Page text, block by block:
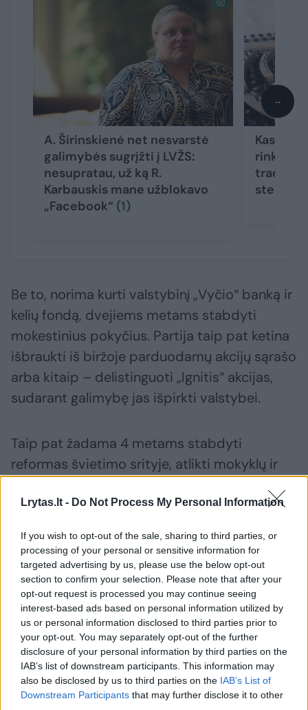
Lrytas.lt - Do Not Process My Personal Information
If you wish to opt-out of the sale, sharing to third parties, or
processing of your personal or sensitive information for
targeted advertising by us, please use the below opt-out
section to confirm your selection. Please note that after your
opt-out request is processed you may continue seeing
interest-based ads based on personal information utilized by
us or personal information disclosed to third parties prior to
your opt-out. You may separately opt-out of the further
disclosure of your personal information by third parties on the
IAB’s list of downstream participants. This information may
also be disclosed by us to third parties on the IAB’s List of
Downstream Participants that may further disclose it to other
A. Širinskienė net nesvarstė
galimybės sugrįžti į LVŽS:
nesupratau, už ką R.
Karbauskis mane užblokavo
„Facebook“ (1)
Kas ta
→
Be to, norima kurti valstybinį „Vyčio“ banką ir
kelių fondą, dvejiems metams stabdyti
mokestinius pokyčius. Partija taip pat ketina
išbraukti iš biržoje parduodamų akcijų sąrašo
arba kitaip – delistinguoti „Ignitis“ akcijas,
sudarant galimybę jas išpirkti valstybei.
Taip pat žadama 4 metams stabdyti
reformas švietimo srityje, atlikti mokyklų ir
auditą.
Iš viso „Nemuno aušra“ politinėje programoje
išskyrė 26 ateinančios kadencijos darbus.
Kaip rodė naujienų portalo „Delfi“ užsakymu
atliktos naujausios visuomenės nuomonės
apklausos, R. Žemaitaičio partiją „Nemuno
aušra“ gegužę rėmė 8,9 proc., o birželį – 8,7
proc. respondentų.